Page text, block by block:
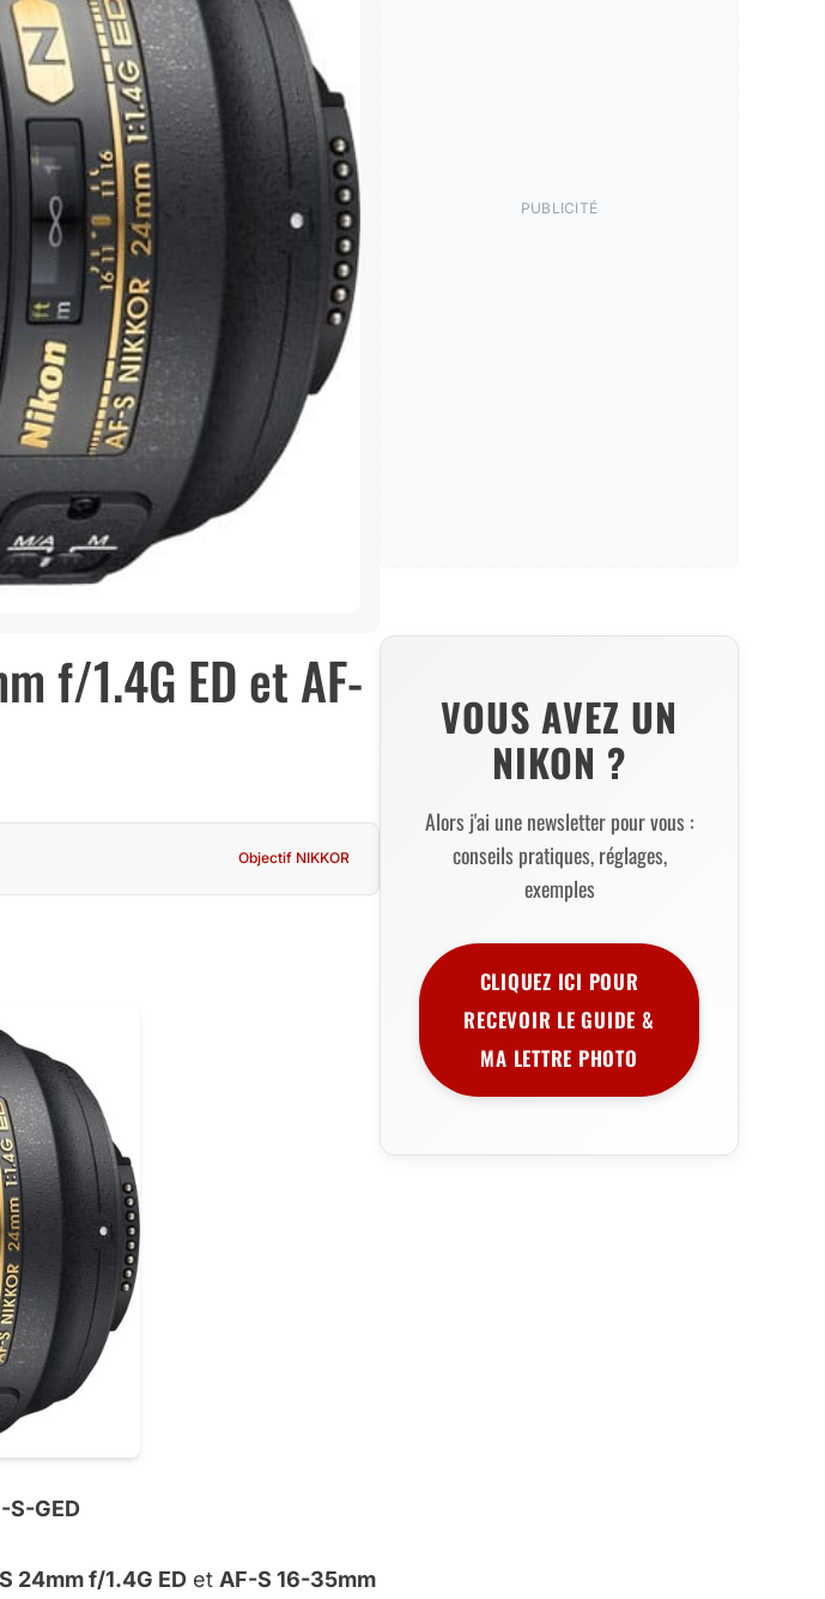
f/1.4G ED et AF-
Objectif NIKKOR
GED
24mm f/1.4G ED et AF-S 16-35mm
PUBLICITÉ
VOUS AVEZ UN
NIKON ?
Alors j'ai une newsletter pour vous :
conseils pratiques, réglages,
exemples
CLIQUEZ ICI POUR
RECEVOIR LE GUIDE &
MA LETTRE PHOTO